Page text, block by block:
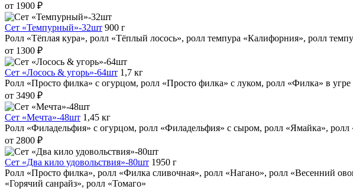
от 1900 ₽
Сет «Темпурный»-32шт 900 г
Ролл «Тёплая кура», ролл «Тёплый лосось», ролл темпура «Калифорния», ролл
от 1300 ₽
Сет «Лосось & угорь»-64шт 1,7 кг
Ролл «Просто филка» с огурцом, ролл «Просто филка» с луком, ролл «Филка» в
от 3490 ₽
Сет «Мечта»-48шт 1,45 кг
Ролл «Филадельфия» с огурцом, ролл «Филадельфия» с сыром, ролл «Ямайка»,
от 2800 ₽
Сет «Два кило удовольствия»-80шт 1950 г
Ролл «Просто филка», ролл «Филка сливочная», ролл «Нагано», ролл «Весенний
«Горячий санрайз», ролл «Томаго»